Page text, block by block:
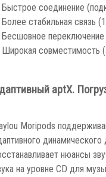
соединение
стабильная связь
совместимость
aptX.
Moripods
нюансы
на уровне CD для